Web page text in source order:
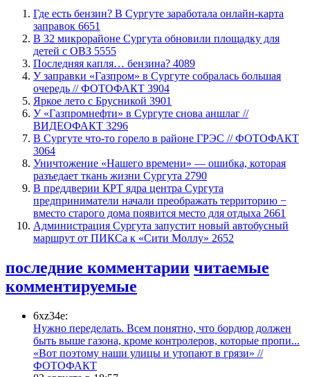
​Где есть бензин? В Сургуте заработала онлайн-карта
заправок 6651
В 32 микрорайоне Сургута обновили площадку для
детей с ОВЗ 5555
​Последняя капля… бензина? 4089
​У заправки «Газпром» в Сургуте собралась большая
очередь // ФОТОФАКТ 3904
Яркое лето с Брусникой 3901
У «Газпромнефти» в Сургуте снова аншлаг //
ВИДЕОФАКТ 3296
​В Сургуте что-то горело в районе ГРЭС // ФОТОФАКТ
3064
​Уничтожение «Нашего времени» — ошибка, которая
разъедает ткань жизни Сургута 2790
​В преддверии КРТ ядра центра Сургута
предприниматели начали преображать территорию −
вместо старого дома появится место для отдыха 2661
​Администрация Сургута запустит новый автобусный
маршрут от ПИКСа к «Сити Моллу» 2652
последние комментарии читаемые
комментируемые
6xz34e:
Нужно переделать. Всем понятно, что бордюр должен
быть выше газона, кроме контролеров, которые пропи...
«Вот поэтому наши улицы и утопают в грязи» //
ФОТОФАКТ